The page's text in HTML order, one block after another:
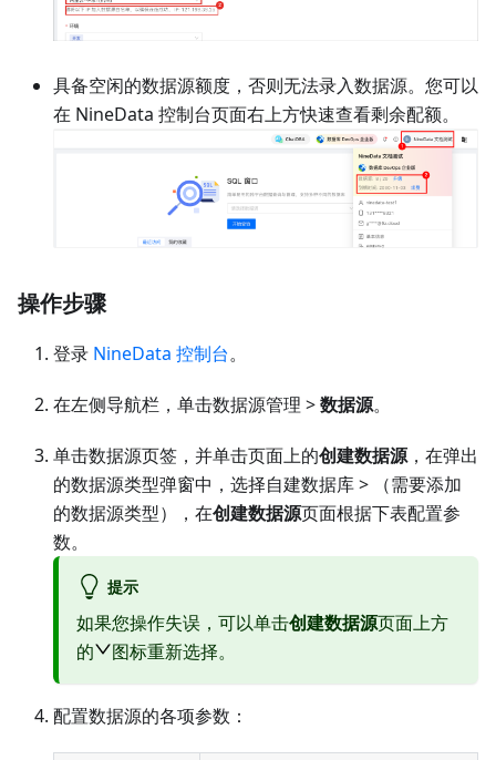
具备空闲的数据源额度，否则无法录入数据源。您可以
在 NineData 控制台页面右上方快速查看剩余配额。
操作步骤
登录 NineData 控制台。
在左侧导航栏，单击数据源管理 >数据源。
单击数据源页签，并单击页面上的创建数据源，在弹出
的数据源类型弹窗中，选择自建数据库> （需要添加
的数据源类型），在创建数据源页面根据下表配置参
数。
提示
如果您操作失误，可以单击创建数据源页面上方
的
图标重新选择。
配置数据源的各项参数：